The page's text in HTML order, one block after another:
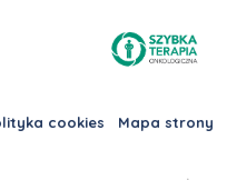
cookies Mapa strony